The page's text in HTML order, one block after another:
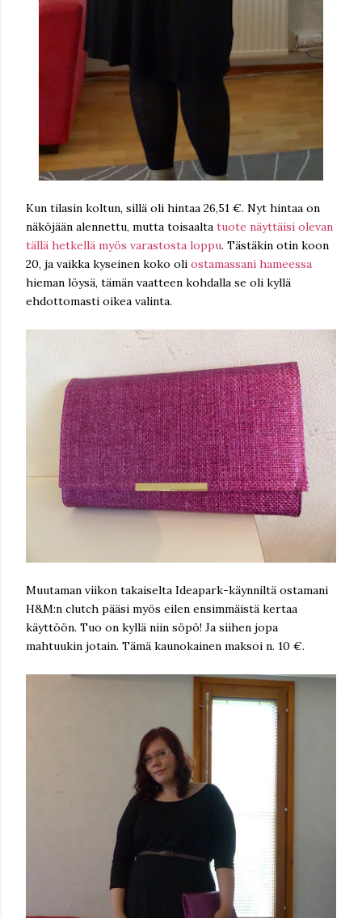
Kun tilasin koltun, sillä oli hintaa 26,51 €. Nyt hintaa on
näköjään alennettu, mutta toisaalta tuote näyttäisi olevan
tällä hetkellä myös varastosta loppu. Tästäkin otin koon
20, ja vaikka kyseinen koko oli ostamassani hameessa
hieman löysä, tämän vaatteen kohdalla se oli kyllä
ehdottomasti oikea valinta.
Muutaman viikon takaiselta Ideapark-käynniltä ostamani
H&M:n clutch pääsi myös eilen ensimmäistä kertaa
käyttöön. Tuo on kyllä niin söpö! Ja siihen jopa
mahtuukin jotain. Tämä kaunokainen maksoi n. 10 €.